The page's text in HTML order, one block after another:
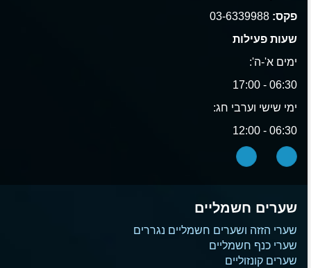
פקס:
שעות פעילות
ימים א'-ה':
06:30 - 17:00
ימי שישי וערבי חג:
06:30 - 12:00
שערים חשמליים
שערי הזזה ושערים חשמליים נגררים
שערי כנף חשמליים
שערים קונזוליים